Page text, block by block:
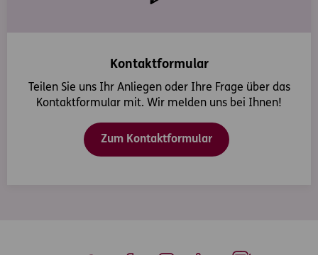
Kontaktformular
Teilen Sie uns Ihr Anliegen oder Ihre Frage über das
Kontaktformular mit. Wir melden uns bei Ihnen!
Zum Kontaktformular